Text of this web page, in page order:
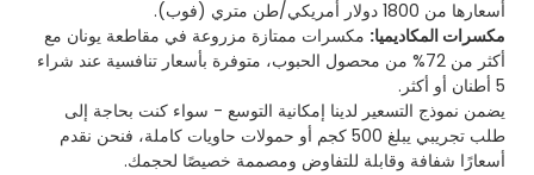
أسعارها من 1800 دولار أمريكي/طن متري (فوب).
مكسرات المكاديميا: مكسرات ممتازة مزروعة في مقاطعة يونان مع
أكثر من 72% من محصول الحبوب، متوفرة بأسعار تنافسية عند شراء
5 أطنان أو أكثر.
يضمن نموذج التسعير لدينا إمكانية التوسع - سواء كنت بحاجة إلى
طلب تجريبي يبلغ 500 كجم أو حمولات حاويات كاملة، فنحن نقدم
أسعارًا شفافة وقابلة للتفاوض ومصممة خصيصًا لحجمك.